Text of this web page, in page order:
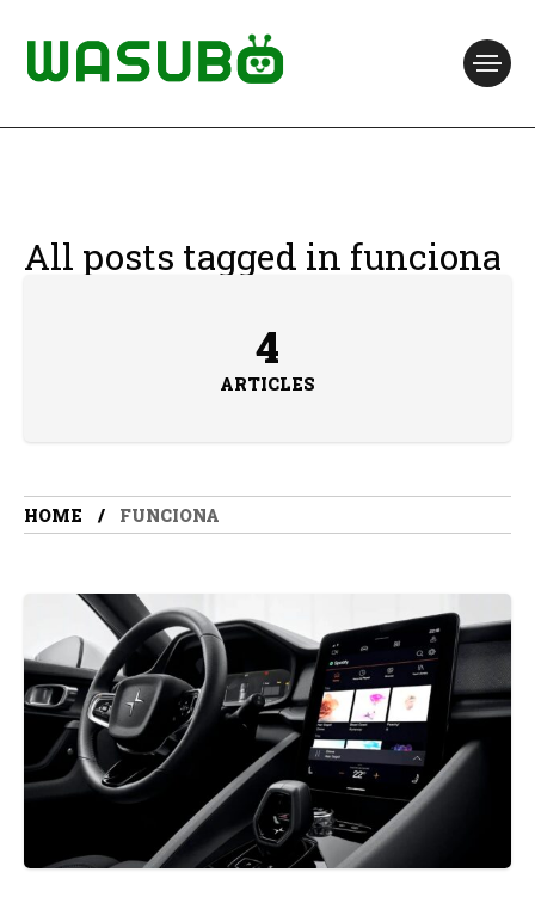
All posts tagged in funciona
4
ARTICLES
HOME FUNCIONA